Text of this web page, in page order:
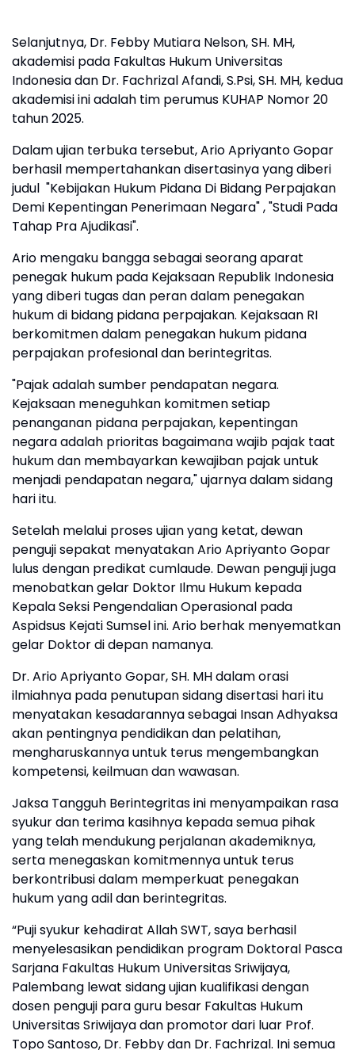
Selanjutnya, Dr. Febby Mutiara Nelson, SH. MH,
akademisi pada Fakultas Hukum Universitas
Indonesia dan Dr. Fachrizal Afandi, S.Psi, SH. MH, kedua
akademisi ini adalah tim perumus KUHAP Nomor 20
tahun 2025.
Dalam ujian terbuka tersebut, Ario Apriyanto Gopar
berhasil mempertahankan disertasinya yang diberi
judul "Kebijakan Hukum Pidana Di Bidang Perpajakan
Demi Kepentingan Penerimaan Negara" , "Studi Pada
Tahap Pra Ajudikasi".
Ario mengaku bangga sebagai seorang aparat
penegak hukum pada Kejaksaan Republik Indonesia
yang diberi tugas dan peran dalam penegakan
hukum di bidang pidana perpajakan. Kejaksaan RI
berkomitmen dalam penegakan hukum pidana
perpajakan profesional dan berintegritas.
"Pajak adalah sumber pendapatan negara.
Kejaksaan meneguhkan komitmen setiap
penanganan pidana perpajakan, kepentingan
negara adalah prioritas bagaimana wajib pajak taat
hukum dan membayarkan kewajiban pajak untuk
menjadi pendapatan negara," ujarnya dalam sidang
hari itu.
Setelah melalui proses ujian yang ketat, dewan
penguji sepakat menyatakan Ario Apriyanto Gopar
lulus dengan predikat cumlaude. Dewan penguji juga
menobatkan gelar Doktor Ilmu Hukum kepada
Kepala Seksi Pengendalian Operasional pada
Aspidsus Kejati Sumsel ini. Ario berhak menyematkan
gelar Doktor di depan namanya.
Dr. Ario Apriyanto Gopar, SH. MH dalam orasi
ilmiahnya pada penutupan sidang disertasi hari itu
menyatakan kesadarannya sebagai Insan Adhyaksa
akan pentingnya pendidikan dan pelatihan,
mengharuskannya untuk terus mengembangkan
kompetensi, keilmuan dan wawasan.
Jaksa Tangguh Berintegritas ini menyampaikan rasa
syukur dan terima kasihnya kepada semua pihak
yang telah mendukung perjalanan akademiknya,
serta menegaskan komitmennya untuk terus
berkontribusi dalam memperkuat penegakan
hukum yang adil dan berintegritas.
“Puji syukur kehadirat Allah SWT, saya berhasil
menyelesasikan pendidikan program Doktoral Pasca
Sarjana Fakultas Hukum Universitas Sriwijaya,
Palembang lewat sidang ujian kualifikasi dengan
dosen penguji para guru besar Fakultas Hukum
Universitas Sriwijaya dan promotor dari luar Prof.
Topo Santoso, Dr. Febby dan Dr. Fachrizal. Ini semua